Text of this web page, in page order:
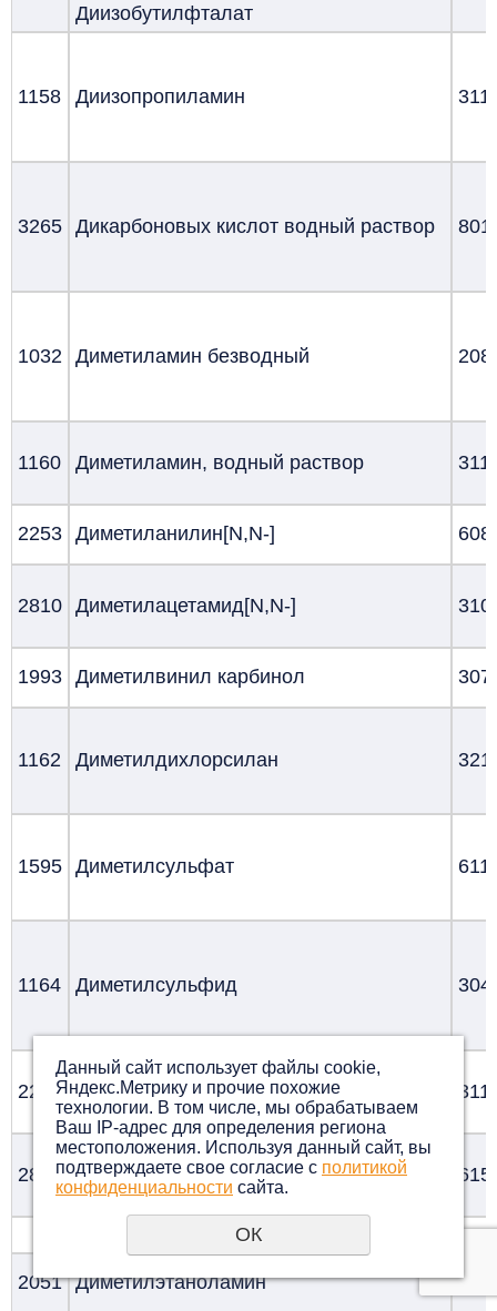
Диизобутилфталат
1158 Диизопропиламин 311
3265 Дикарбоновых кислот водный раствор 801
1032 Диметиламин безводный 208
1160 Диметиламин, водный раствор 311
2253 Диметиланилин[N,N-] 608
2810 Диметилацетамид[N,N-] 310
1993 Диметилвинил карбинол 307
1162 Диметилдихлорсилан 321
1595 Диметилсульфат 611
1164 Диметилсульфид 304
2265 Диметилформамид [N,N-] 311
2810 Диметилфосфит 615
2051 Диметилэтаноламин 807
Данный сайт использует файлы cookie,
Яндекс.Метрику и прочие похожие
технологии. В том числе, мы обрабатываем
Ваш IP-адрес для определения региона
местоположения. Используя данный сайт, вы
подтверждаете свое согласие с политикой
конфиденциальности сайта.
ОК